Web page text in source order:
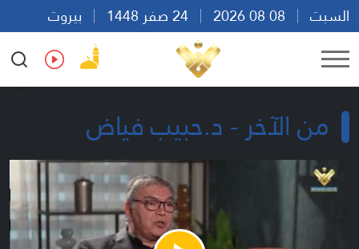
السبت
بيروت
15:47
Ar En Fr Es
من الآخر - د.حبيب فياض